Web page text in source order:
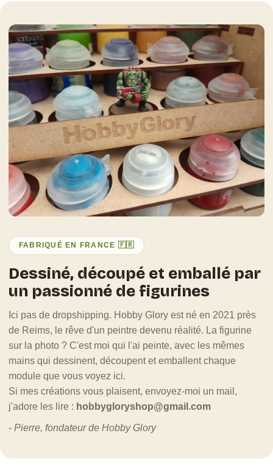
FABRIQUÉ EN FRANCE 🇫🇷
Dessiné, découpé et emballé par
un passionné de figurines
Ici pas de dropshipping. Hobby Glory est né en 2021 près
de Reims, le rêve d'un peintre devenu réalité. La figurine
sur la photo ? C'est moi qui l'ai peinte, avec les mêmes
mains qui dessinent, découpent et emballent chaque
module que vous voyez ici.
Si mes créations vous plaisent, envoyez-moi un mail,
j'adore les lire : hobbygloryshop@gmail.com
- Pierre, fondateur de Hobby Glory